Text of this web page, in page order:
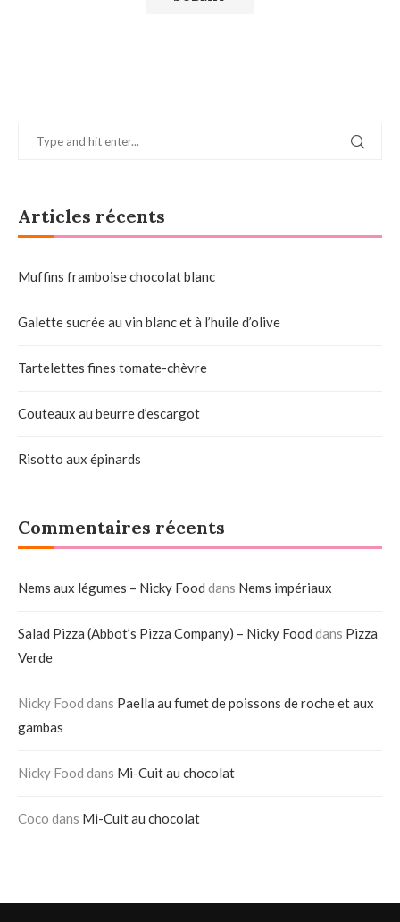
Articles récents
Muffins framboise chocolat blanc
Galette sucrée au vin blanc et à l’huile d’olive
Tartelettes fines tomate-chèvre
Couteaux au beurre d’escargot
Risotto aux épinards
Commentaires récents
Nems aux légumes – Nicky Food dans Nems impériaux
Salad Pizza (Abbot’s Pizza Company) – Nicky Food dans Pizza
Verde
Nicky Food dans Paella au fumet de poissons de roche et aux
gambas
Nicky Food dans Mi-Cuit au chocolat
Coco dans Mi-Cuit au chocolat